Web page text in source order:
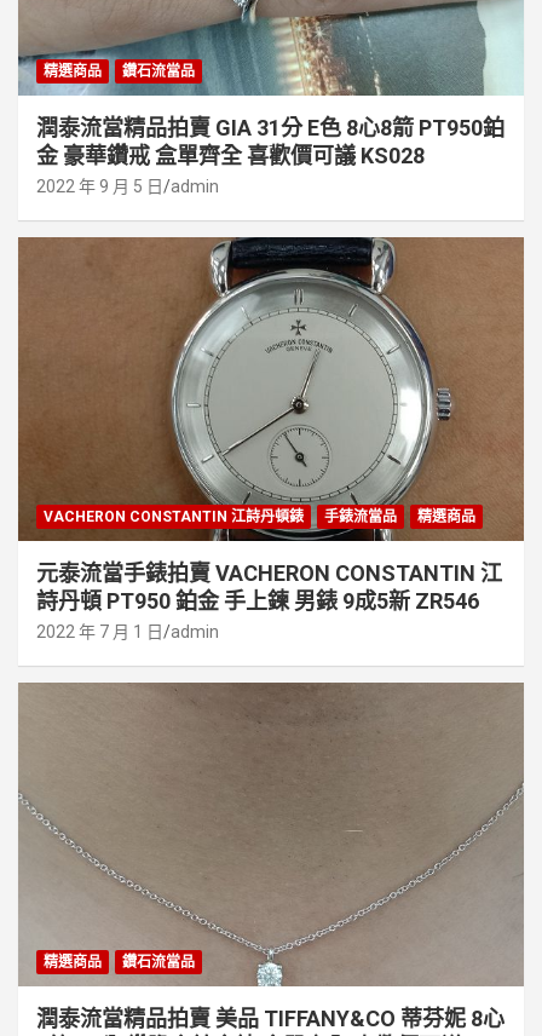
精選商品 鑽石流當品
潤泰流當精品拍賣 GIA 31分 E色 8心8箭 PT950鉑
金 豪華鑽戒 盒單齊全 喜歡價可議 KS028
2022 年 9 月 5 日 admin
VACHERON CONSTANTIN 江詩丹頓錶 手錶流當品 精選商品
元泰流當手錶拍賣 VACHERON CONSTANTIN 江
詩丹頓 PT950 鉑金 手上鍊 男錶 9成5新 ZR546
2022 年 7 月 1 日 admin
精選商品 鑽石流當品
潤泰流當精品拍賣 美品 TIFFANY&CO 蒂芬妮 8心